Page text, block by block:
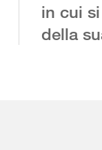
in cui
della